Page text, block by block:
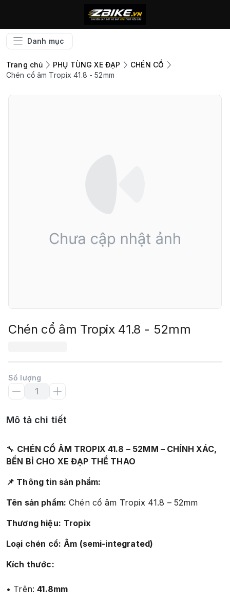
Danh mục
Trang chủ PHỤ TÙNG XE ĐẠP
CHÉN CỔ
Chén cổ âm Tropix 41.8 - 52mm
Chén cổ âm Tropix 41.8 - 52mm
Số lượng
Mô tả chi tiết
🔧 CHÉN CỔ ÂM TROPIX 41.8 – 52MM – CHÍNH XÁC,
BỀN BỈ CHO XE ĐẠP THỂ THAO
📌 Thông tin sản phẩm:
Tên sản phẩm: Chén cổ âm Tropix 41.8 – 52mm
Thương hiệu: Tropix
Loại chén cổ: Âm (semi-integrated)
Kích thước:
• Trên:41.8mm